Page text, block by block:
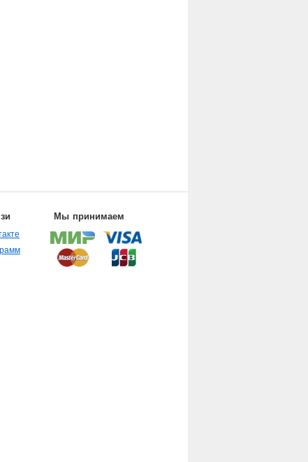
Мы принимаем